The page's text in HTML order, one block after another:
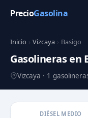
PrecioGasolina
Inicio › Vizcaya › Basigo
Gasolineras en
Vizcaya · 1
DIÉSEL MEDIO